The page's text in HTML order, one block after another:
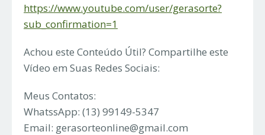
https://www.youtube.com/user/gerasorte?
sub_confirmation=1
Achou este Conteúdo Útil? Compartilhe este
Vídeo em Suas Redes Sociais:
Meus Contatos:
WhatssApp: (13) 99149-5347
Email: gerasorteonline@gmail.com